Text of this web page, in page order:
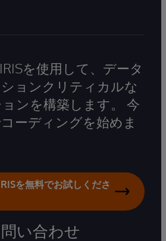
を使用して、データ
ョンクリティカルな
ンを構築します。 今
ーディングを始めま
を無料でお試しくださ
い合わせ